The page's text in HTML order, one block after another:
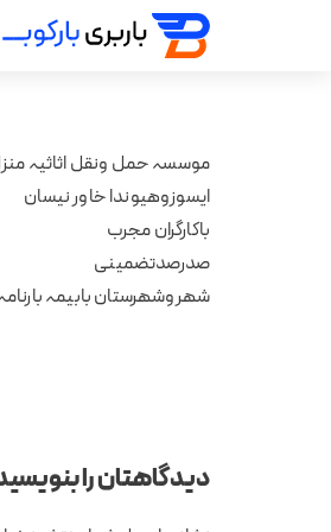
موسسہ حمل ونقل اثاثیہ
ایسوزوھیوندا خاور نیسان
باکارگران مجرب
صدرصدتضمینی
شھروشھرستان بابیمہ
دیدگاهتان را